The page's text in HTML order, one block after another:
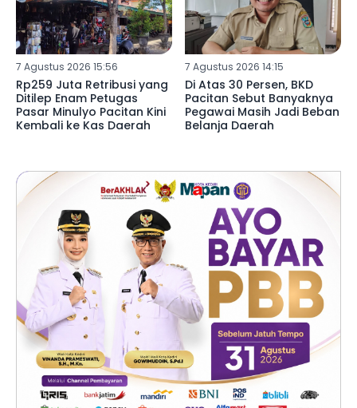
7 Agustus 2026 15:56
Rp259 Juta Retribusi yang
Ditilep Enam Petugas
Pasar Minulyo Pacitan Kini
Kembali ke Kas Daerah
7 Agustus 2026 14:15
Di Atas 30 Persen, BKD
Pacitan Sebut Banyaknya
Pegawai Masih Jadi Beban
Belanja Daerah